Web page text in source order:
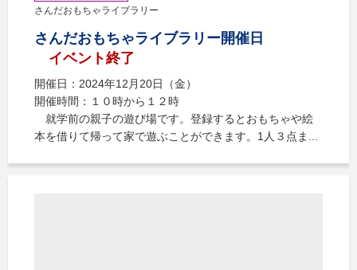
さんだおもちゃライブラリー
さんだおもちゃライブラリー開催日
イベント終了
開催日：2024年12月20日（金）
開催時間：１０時から１２時
就学前の親子の遊び場です。登録するとおもちゃや絵
本を借りて帰って家で遊ぶことができます。1人３点ま...